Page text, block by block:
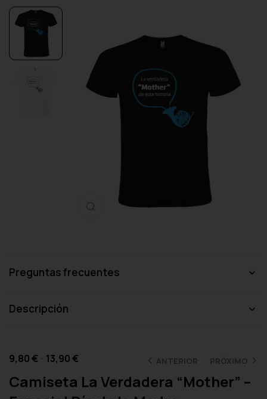
Haga clic para ampliar
Preguntas frecuentes
Descripción
ANTERIOR PRÓXIMO
9,80€ 13,90€
Camiseta La Verdadera “Mother” –